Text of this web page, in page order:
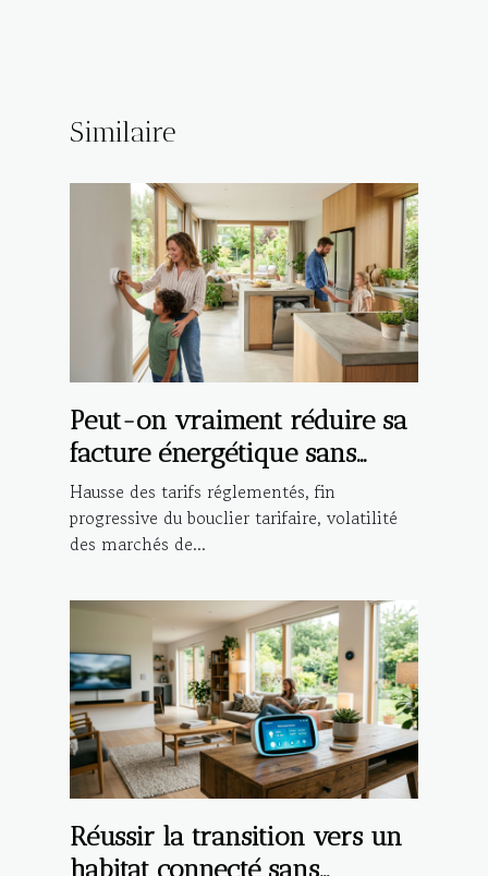
Similaire
Peut-on vraiment réduire sa
facture énergétique sans
compromis ?
Hausse des tarifs réglementés, fin
progressive du bouclier tarifaire, volatilité
des marchés de...
Réussir la transition vers un
habitat connecté sans